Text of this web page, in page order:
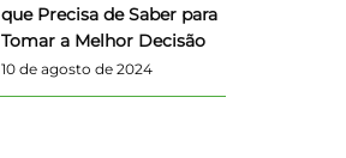
que Precisa de Saber para
Tomar a Melhor Decisão
10 de agosto de 2024